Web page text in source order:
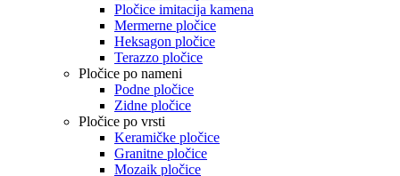
Pločice imitacija kamena
Mermerne pločice
Heksagon pločice
Terazzo pločice
Pločice po nameni
Podne pločice
Zidne pločice
Pločice po vrsti
Keramičke pločice
Granitne pločice
Mozaik pločice